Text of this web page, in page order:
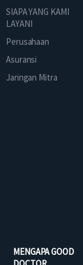
SIAPA YANG KAMI
LAYANI
Perusahaan
Asuransi
Jaringan Mitra
MENGAPA GOOD